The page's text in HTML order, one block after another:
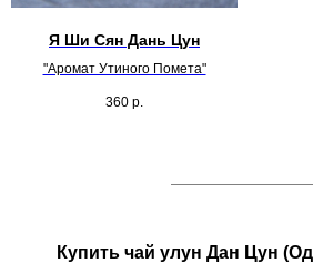
Я Ши Сян Дань Цун
"Аромат Утиного Помета"
360 р.
Купить чай улун Дан Цун